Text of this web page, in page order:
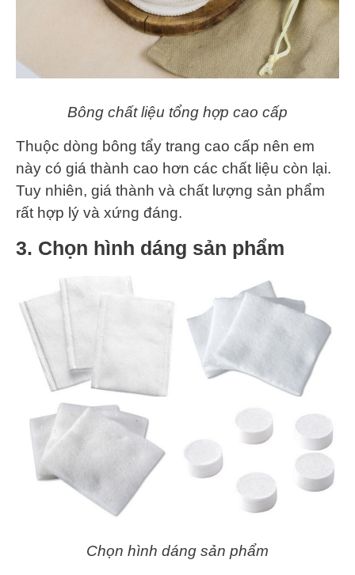
Bông chất liệu tổng hợp cao cấp
Thuộc dòng bông tẩy trang cao cấp nên em
này có giá thành cao hơn các chất liệu còn lại.
Tuy nhiên, giá thành và chất lượng sản phẩm
rất hợp lý và xứng đáng.
3. Chọn hình dáng sản phẩm
Chọn hình dáng sản phẩm